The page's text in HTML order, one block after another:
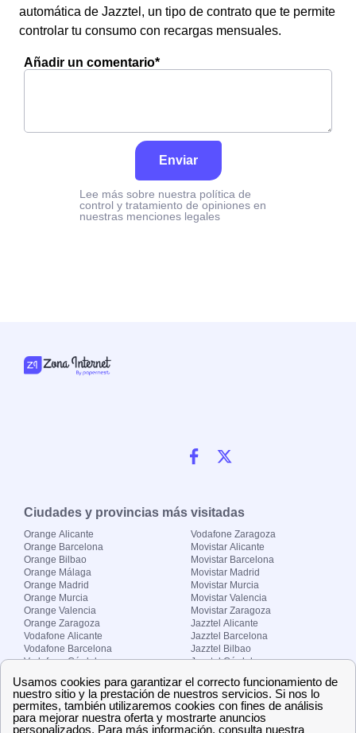
automática de Jazztel, un tipo de contrato que te permite
controlar tu consumo con recargas mensuales.
Añadir un comentario*
Enviar
Lee más sobre nuestra política de
control y tratamiento de opiniones en
nuestras menciones legales
Ciudades y provincias más visitadas
Orange Alicante
Orange Barcelona
Orange Bilbao
Orange Málaga
Orange Madrid
Orange Murcia
Orange Valencia
Orange Zaragoza
Vodafone Alicante
Vodafone Barcelona
Vodafone Córdoba
Vodafone Madrid
Vodafone Murcia
Vodafone Valencia
Vodafone Zaragoza
Movistar Alicante
Movistar Barcelona
Movistar Madrid
Movistar Murcia
Movistar Valencia
Movistar Zaragoza
Jazztel Alicante
Jazztel Barcelona
Jazztel Bilbao
Jazztel Córdoba
Jazztel Málaga
Jazztel Valencia
Jazztel Zaragoza